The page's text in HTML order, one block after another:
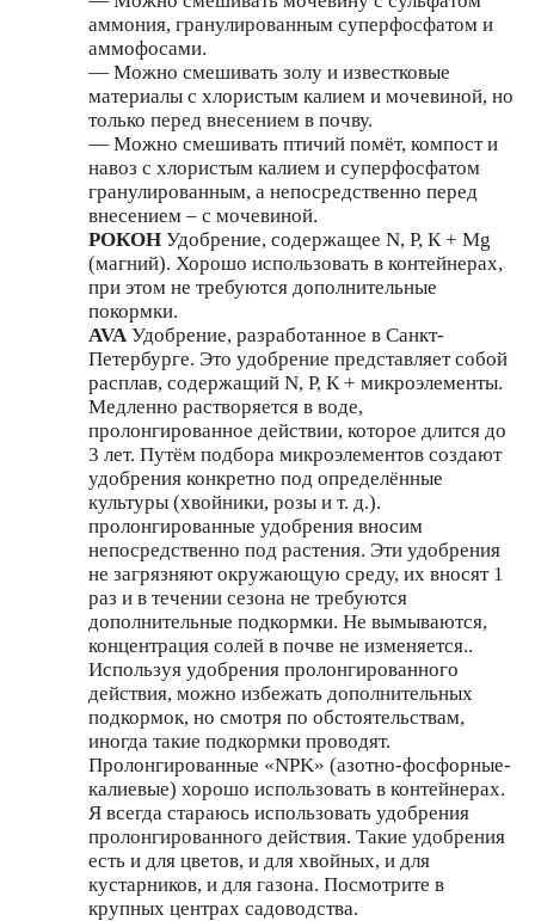
аммония, гранулированным суперфосфатом и
аммофосами.
— Можно смешивать золу и известковые
материалы с хлористым калием и мочевиной, но
только перед внесением в почву.
— Можно смешивать птичий помёт, компост и
навоз с хлористым калием и суперфосфатом
гранулированным, а непосредственно перед
внесением – с мочевиной.
РОКОН Удобрение, содержащее N, Р, К + Mg
(магний). Хорошо использовать в контейнерах,
при этом не требуются дополнительные
покормки.
AVA Удобрение, разработанное в Санкт-
Петербурге. Это удобрение представляет собой
расплав, содержащий N, Р, К + микроэлементы.
Медленно растворяется в воде,
пролонгированное действии, которое длится до
3 лет. Путём подбора микроэлементов создают
удобрения конкретно под определённые
культуры (хвойники, розы и т. д.).
пролонгированные удобрения вносим
непосредственно под растения. Эти удобрения
не загрязняют окружающую среду, их вносят 1
раз и в течении сезона не требуются
дополнительные подкормки. Не вымываются,
концентрация солей в почве не изменяется..
Используя удобрения пролонгированного
действия, можно избежать дополнительных
подкормок, но смотря по обстоятельствам,
иногда такие подкормки проводят.
Пролонгированные «NPK» (азотно-фосфорные-
калиевые) хорошо использовать в контейнерах.
Я всегда стараюсь использовать удобрения
пролонгированного действия. Такие удобрения
есть и для цветов, и для хвойных, и для
кустарников, и для газона. Посмотрите в
крупных центрах садоводства.